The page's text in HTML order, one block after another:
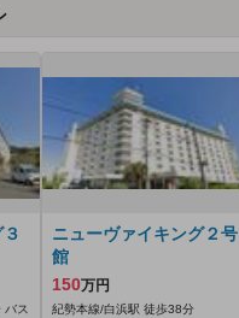
バス
ニューヴァイキング２号
館
150万円
紀勢本線/白浜駅 徒歩38分